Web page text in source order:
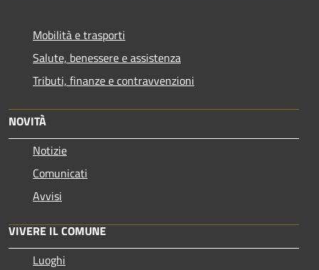
Mobilità e trasporti
Salute, benessere e assistenza
Tributi, finanze e contravvenzioni
NOVITÀ
Notizie
Comunicati
Avvisi
VIVERE IL COMUNE
Luoghi